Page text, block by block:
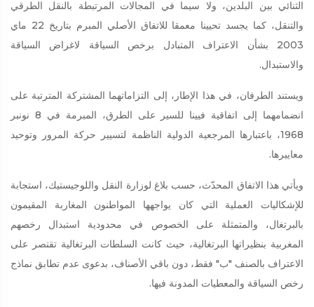
الثنائي بين البلدين، ولا سيما في المجالات المرتبطة بالنقل الطرقي
والتنقل، كما يجسد تحيينا معمقا للاتفاق الأصلي المبرم بتاريخ 22 ماي
2003 بشأن الاعتراف المتبادل برخص السياقة لاغراض السياقة
والاستبدال.
ويستند الطرفان، في هذا الإطار، إلى التزاماتهما المشتركة المترتبة على
انضمامهما إلى اتفاقية فيينا للسير على الطرق، المبرمة في 8 نونبر
1968، باعتبارها المرجعية الدولية الناظمة لتسيير حركة المرور وتوحيد
معاييرها.
ويأتي هذا الاتفاق المحدّث، حسب بلاغ لوزارة النقل واللوجيستيك، استجابة
للإشكاليات العملية التي كان يواجهها المواطنون المغاربة المقيمون
بالبرتغال، والمتمثلة على الخصوص في محدودية استبدال رخصهم
المغربية بنظيراتها البرتغالية، حيث كانت السلطات البرتغالية تقتصر على
الاعتراف بالصنف "ب" فقط، دون باقي الأصناف، بدعوى عدم تطابق نماذج
رخص السياقة والمعطيات المدونة فيها.